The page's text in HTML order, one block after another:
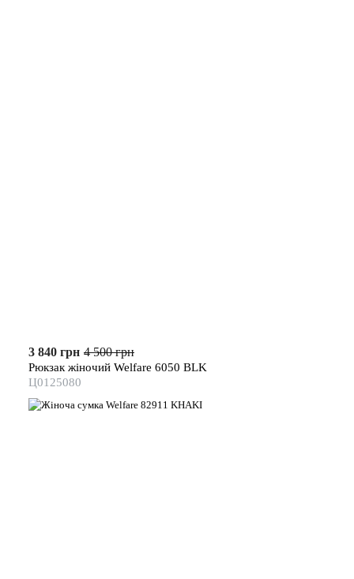
3 840 грн 4 500 грн
Рюкзак жіночий Welfare 6050 BLK
Ц0125080